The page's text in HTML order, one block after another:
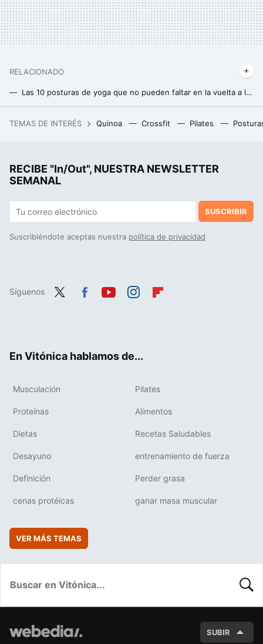
RELACIONADO
Las 10 posturas de yoga que no pueden faltar en la vuelta a la calma después de correr para mantener los músculos flexibles y alejar las lesiones
TEMAS DE INTERÉS Quinoa Crossfit Pilates
RECIBE "In/Out", NUESTRA NEWSLETTER
SEMANAL
SUSCRIBIR
Suscribiéndote aceptas nuestra política de privacidad
Síguenos
En Vitónica hablamos de...
Musculación Pilates
Proteínas Alimentos
Dietas Recetas Saludables
Desayuno entrenamiento de fuerza
Definición Perder grasa
cenas protéicas ganar masa muscular
VER MÁS TEMAS
SUBIR